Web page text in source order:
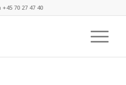
70 27 47 40